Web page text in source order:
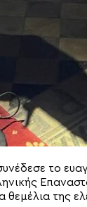
το
της